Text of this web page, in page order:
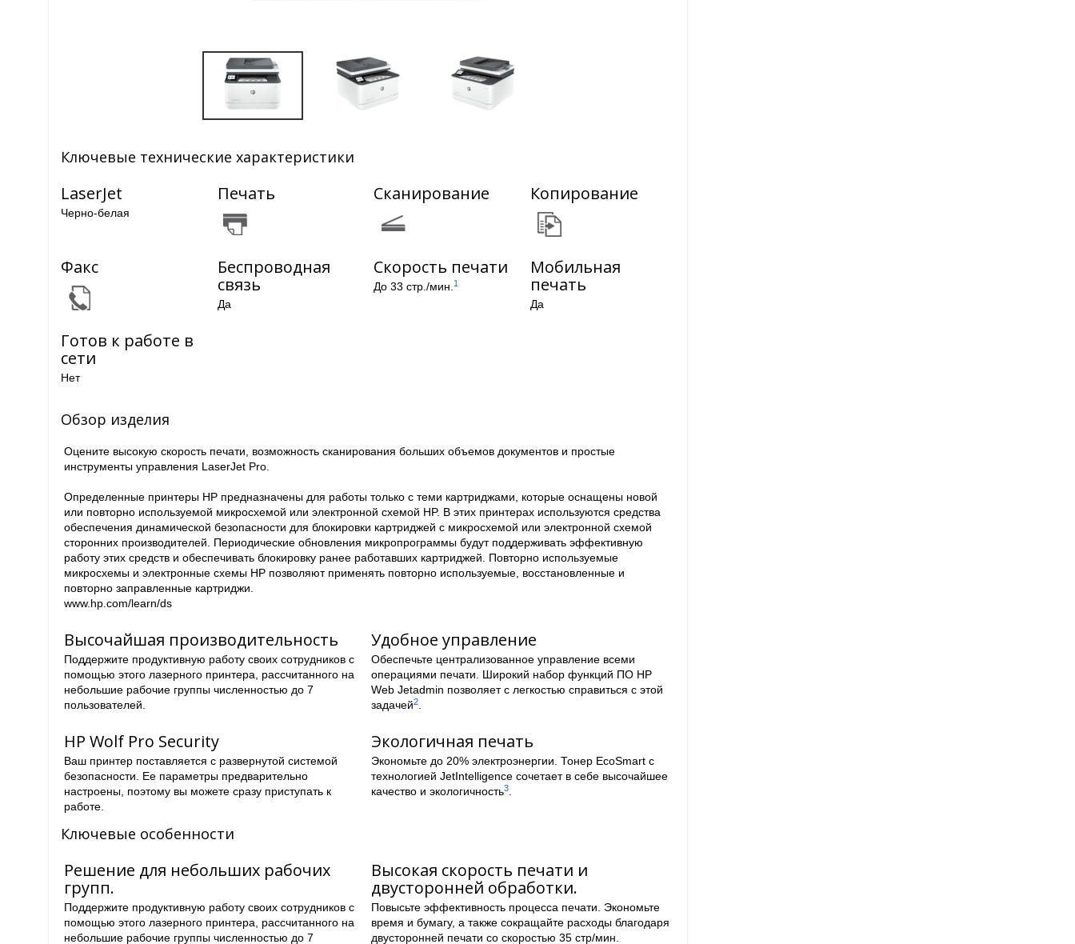
Ключевые технические характеристики
LaserJet
Черно-белая
Печать Сканирование Копирование
Факс
Беспроводная
связь
Да
Скорость печати
До 33 стр./мин.1
Мобильная
печать
Да
Готов к работе в
сети
Нет
Обзор изделия
Оцените высокую скорость печати, возможность сканирования больших объемов документов и простые
инструменты управления LaserJet Pro.
Определенные принтеры HP предназначены для работы только с теми картриджами, которые оснащены новой
или повторно используемой микросхемой или электронной схемой HP. В этих принтерах используются средства
обеспечения динамической безопасности для блокировки картриджей с микросхемой или электронной схемой
сторонних производителей. Периодические обновления микропрограммы будут поддерживать эффективную
работу этих средств и обеспечивать блокировку ранее работавших картриджей. Повторно используемые
микросхемы и электронные схемы HP позволяют применять повторно используемые, восстановленные и
повторно заправленные картриджи.
www.hp.com/learn/ds
Высочайшая производительность
Поддержите продуктивную работу своих сотрудников с
помощью этого лазерного принтера, рассчитанного на
небольшие рабочие группы численностью до 7
пользователей.
Удобное управление
Обеспечьте централизованное управление всеми
операциями печати. Широкий набор функций ПО HP
Web Jetadmin позволяет с легкостью справиться с этой
задачей2.
HP Wolf Pro Security
Ваш принтер поставляется с развернутой системой
безопасности. Ее параметры предварительно
настроены, поэтому вы можете сразу приступать к
работе.
Экологичная печать
Экономьте до 20% электроэнергии. Тонер EcoSmart с
технологией JetIntelligence сочетает в себе высочайшее
качество и экологичность3.
Ключевые особенности
Решение для небольших рабочих
групп.
Поддержите продуктивную работу своих сотрудников с
помощью этого лазерного принтера, рассчитанного на
небольшие рабочие группы численностью до 7
Высокая скорость печати и
двусторонней обработки.
Повысьте эффективность процесса печати. Экономьте
время и бумагу, а также сокращайте расходы благодаря
двусторонней печати со скоростью 35 стр/мин.